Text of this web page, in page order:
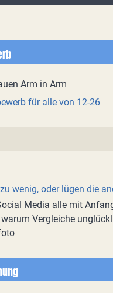
für alle von 12-26
wenig, oder lügen die
Media alle mit
Vergleiche